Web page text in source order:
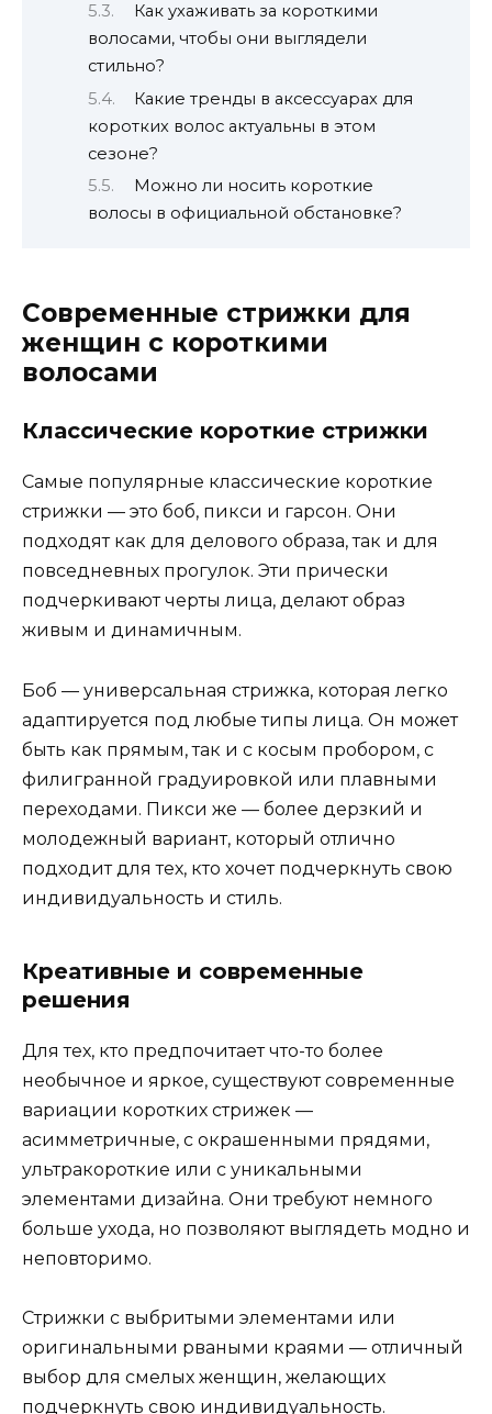
Как ухаживать за короткими
волосами, чтобы они выглядели
стильно?
Какие тренды в аксессуарах для
коротких волос актуальны в этом
сезоне?
Можно ли носить короткие
волосы в официальной обстановке?
Современные стрижки для
женщин с короткими
волосами
Классические короткие стрижки
Самые популярные классические короткие
стрижки — это боб, пикси и гарсон. Они
подходят как для делового образа, так и для
повседневных прогулок. Эти прически
подчеркивают черты лица, делают образ
живым и динамичным.
Боб — универсальная стрижка, которая легко
адаптируется под любые типы лица. Он может
быть как прямым, так и с косым пробором, с
филигранной градуировкой или плавными
переходами. Пикси же — более дерзкий и
молодежный вариант, который отлично
подходит для тех, кто хочет подчеркнуть свою
индивидуальность и стиль.
Креативные и современные
решения
Для тех, кто предпочитает что-то более
необычное и яркое, существуют современные
вариации коротких стрижек —
асимметричные, с окрашенными прядями,
ультракороткие или с уникальными
элементами дизайна. Они требуют немного
больше ухода, но позволяют выглядеть модно и
неповторимо.
Стрижки с выбритыми элементами или
оригинальными рваными краями — отличный
выбор для смелых женщин, желающих
подчеркнуть свою индивидуальность.